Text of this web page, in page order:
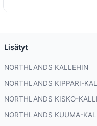
Lisätyt
NORTHLANDS KALLEHIN
NORTHLANDS KIPPARI-
NORTHLANDS KISKO-
NORTHLANDS KUUMA-